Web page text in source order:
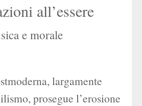
all’essere
e morale
largamente
prosegue l’erosione